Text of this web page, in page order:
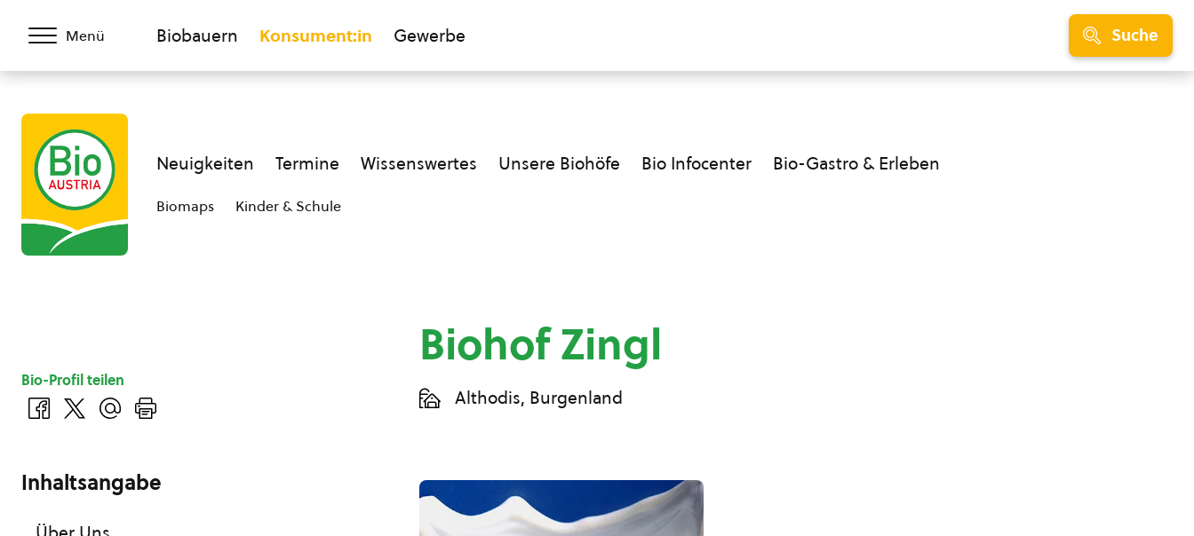
Menü Biobauern Konsument:in Gewerbe Suche
Neuigkeiten Termine Wissenswertes Unsere Biohöfe Bio Infocenter Bio-Gastro & Erleben
Biomaps Kinder & Schule
Biohof Zingl
Althodis, Burgenland
Bio-Profil teilen
Inhaltsangabe